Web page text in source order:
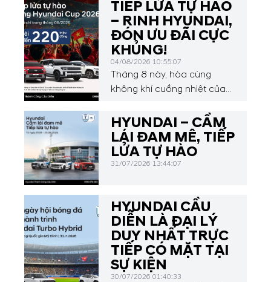
TIẾP LỬA TỰ HÀO
– RINH HYUNDAI,
ĐÓN ƯU ĐÃI CỰC
KHỦNG!
04/08/2026 10:55:07
Tháng 8 này, hòa cùng
không khí cuồng nhiệt của
Hyundai Thành Công Cầu
Diễn mang đến chương
trình ưu đãi hấp dẫn dành
cho Quý khách hàng.
HYUNDAI – CẦM
LÁI ĐAM MÊ, TIẾP
LỬA TỰ HÀO
31/07/2026 13:44:07
HYUNDAI CẦU
DIỄN LÀ ĐẠI LÝ
DUY NHẤT TRỰC
TIẾP CÓ MẶT TẠI
SỰ KIỆN
30/07/2026 01:40:33